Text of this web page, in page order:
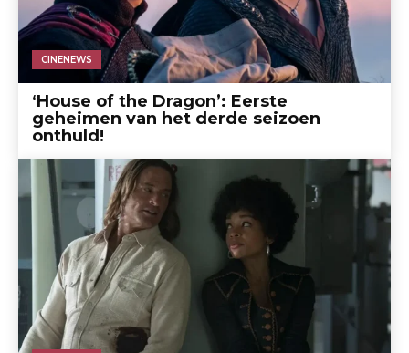
CINENEWS
‘House of the Dragon’: Eerste
geheimen van het derde seizoen
onthuld!